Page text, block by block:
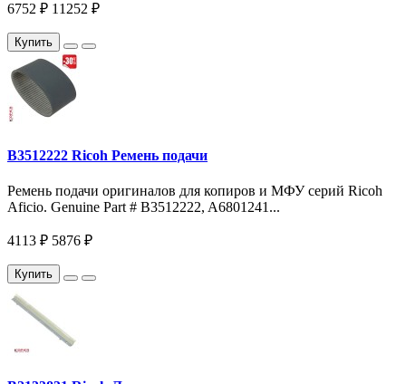
6752 ₽ 11252 ₽
Купить
B3512222 Ricoh Ремень подачи
Ремень подачи оригиналов для копиров и МФУ серий Ricoh
Aficio. Genuine Part # B3512222, A6801241...
4113 ₽ 5876 ₽
Купить